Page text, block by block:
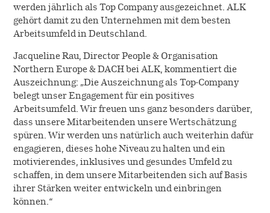
Native Allergene
Forschung
Entwicklung
Produktion
Klinische Studien
Anwendungsbeobachtungen
Offene Stellen
Nachhaltigkeit
EFPIA
Geschichte
Presse
Der Allergie-Podcast von ALK
Kontakt
Retouren
Online-Bestellungen
werden jährlich als Top Company ausgezeichnet. ALK
gehört damit zu den Unternehmen mit dem besten
Arbeitsumfeld in Deutschland.
Jacqueline Rau, Director People & Organisation
Northern Europe & DACH bei ALK, kommentiert die
Auszeichnung: „Die Auszeichnung als Top-Company
belegt unser Engagement für ein positives
Arbeitsumfeld. Wir freuen uns ganz besonders darüber,
dass unsere Mitarbeitenden unsere Wertschätzung
spüren. Wir werden uns natürlich auch weiterhin dafür
engagieren, dieses hohe Niveau zu halten und ein
motivierendes, inklusives und gesundes Umfeld zu
schaffen, in dem unsere Mitarbeitenden sich auf Basis
ihrer Stärken weiter entwickeln und einbringen
können.“